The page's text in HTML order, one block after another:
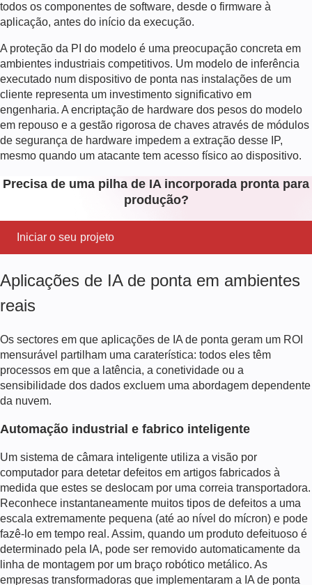
todos os componentes de software, desde o firmware à
aplicação, antes do início da execução.
A proteção da PI do modelo é uma preocupação concreta em
ambientes industriais competitivos. Um modelo de inferência
executado num dispositivo de ponta nas instalações de um
cliente representa um investimento significativo em
engenharia. A encriptação de hardware dos pesos do modelo
em repouso e a gestão rigorosa de chaves através de módulos
de segurança de hardware impedem a extração desse IP,
mesmo quando um atacante tem acesso físico ao dispositivo.
Precisa de uma pilha de IA incorporada pronta para
produção?
Iniciar o seu projeto
Aplicações de IA de ponta em ambientes
reais
Os sectores em que aplicações de IA de ponta geram um ROI
mensurável partilham uma caraterística: todos eles têm
processos em que a latência, a conetividade ou a
sensibilidade dos dados excluem uma abordagem dependente
da nuvem.
Automação industrial e fabrico inteligente
Um sistema de câmara inteligente utiliza a visão por
computador para detetar defeitos em artigos fabricados à
medida que estes se deslocam por uma correia transportadora.
Reconhece instantaneamente muitos tipos de defeitos a uma
escala extremamente pequena (até ao nível do mícron) e pode
fazê-lo em tempo real. Assim, quando um produto defeituoso é
determinado pela IA, pode ser removido automaticamente da
linha de montagem por um braço robótico metálico. As
empresas transformadoras que implementaram a IA de ponta